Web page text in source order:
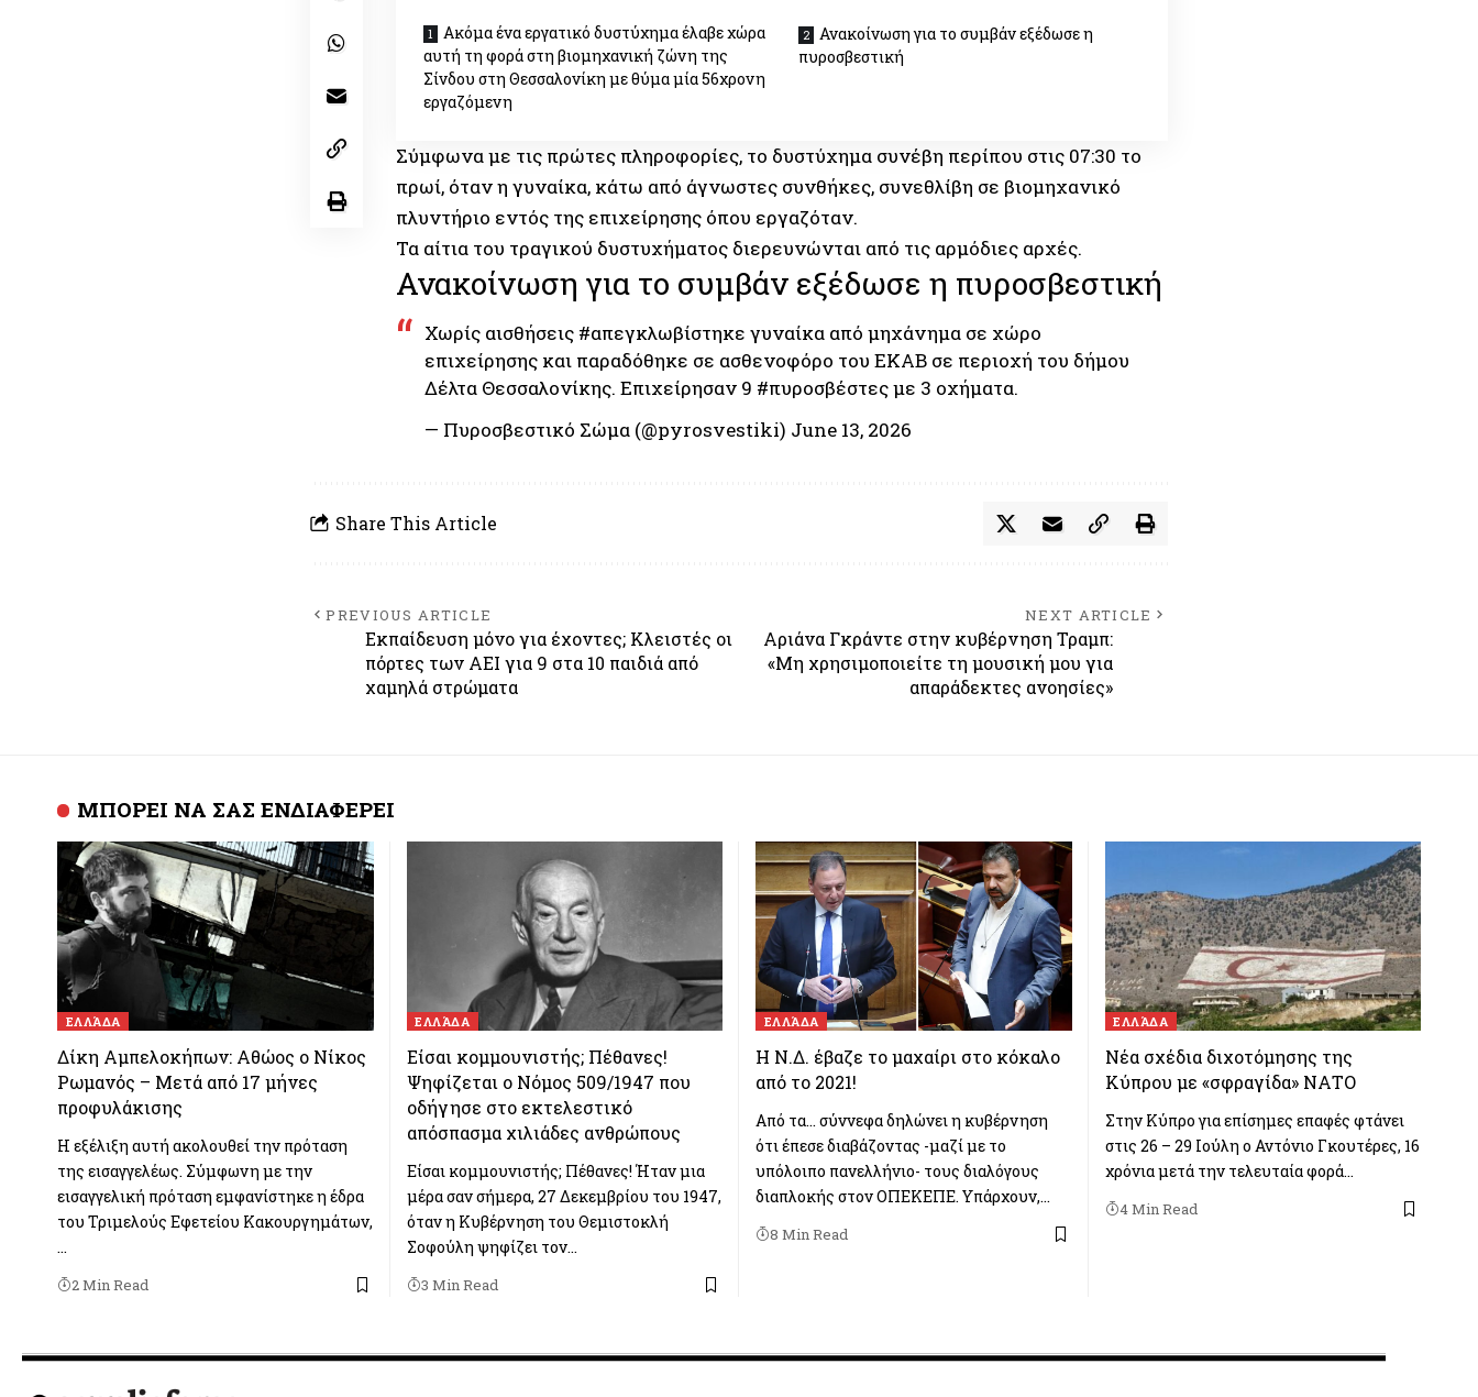
Ακόμα ένα εργατικό δυστύχημα έλαβε χώρα
αυτή τη φορά στη βιομηχανική ζώνη της
Σίνδου στη Θεσσαλονίκη με θύμα μία 56χρονη
εργαζόμενη
Ανακοίνωση για το συμβάν εξέδωσε η
πυροσβεστική
Σύμφωνα με τις πρώτες πληροφορίες, το δυστύχημα συνέβη περίπου στις 07:30 το
πρωί, όταν η γυναίκα, κάτω από άγνωστες συνθήκες, συνεθλίβη σε βιομηχανικό
πλυντήριο εντός της επιχείρησης όπου εργαζόταν.
Τα αίτια του τραγικού δυστυχήματος διερευνώνται από τις αρμόδιες αρχές.
Ανακοίνωση για το συμβάν εξέδωσε η πυροσβεστική
Χωρίς αισθήσεις #απεγκλωβίστηκε γυναίκα από μηχάνημα σε χώρο
επιχείρησης και παραδόθηκε σε ασθενοφόρο του ΕΚΑΒ σε περιοχή του δήμου
Δέλτα Θεσσαλονίκης. Επιχείρησαν 9 #πυροσβέστεςμε 3 οχήματα.
— Πυροσβεστικό Σώμα (@pyrosvestiki) June 13, 2026
Share This Article
PREVIOUS ARTICLE
Εκπαίδευση μόνο για έχοντες; Κλειστές οι
πόρτες των ΑΕΙ για 9 στα 10 παιδιά από
χαμηλά στρώματα
NEXT ARTICLE
Αριάνα Γκράντε στην κυβέρνηση Τραμπ:
«Μη χρησιμοποιείτε τη μουσική μου για
απαράδεκτες ανοησίες»
ΜΠΟΡΕΙ ΝΑ ΣΑΣ ΕΝΔΙΑΦΕΡΕΙ
ΕΛΛΆΔΑ
Δίκη Αμπελοκήπων: Αθώος ο Νίκος
Ρωμανός – Μετά από 17 μήνες
προφυλάκισης
Η εξέλιξη αυτή ακολουθεί την πρόταση
της εισαγγελέως. Σύμφωνη με την
εισαγγελική πρόταση εμφανίστηκε η έδρα
του Τριμελούς Εφετείου Κακουργημάτων,
…
2 Min Read
ΕΛΛΆΔΑ
Είσαι κομμουνιστής; Πέθανες!
Ψηφίζεται ο Νόμος 509/1947 που
οδήγησε στο εκτελεστικό
απόσπασμα χιλιάδες ανθρώπους
Είσαι κομμουνιστής; Πέθανες! Ήταν μια
μέρα σαν σήμερα, 27 Δεκεμβρίου του 1947,
όταν η Κυβέρνηση του Θεμιστοκλή
Σοφούλη ψηφίζει τον…
3 Min Read
ΕΛΛΆΔΑ
Η Ν.Δ. έβαζε το μαχαίρι στο κόκαλο
από το 2021!
Από τα… σύννεφα δηλώνει η κυβέρνηση
ότι έπεσε διαβάζοντας -μαζί με το
υπόλοιπο πανελλήνιο- τους διαλόγους
διαπλοκής στον ΟΠΕΚΕΠΕ. Υπάρχουν,…
8 Min Read
ΕΛΛΆΔΑ
Νέα σχέδια διχοτόμησης της
Κύπρου με «σφραγίδα» ΝΑΤΟ
Στην Κύπρο για επίσημες επαφές φτάνει
στις 26 – 29 Ιούλη ο Αντόνιο Γκουτέρες, 16
χρόνια μετά την τελευταία φορά…
4 Min Read